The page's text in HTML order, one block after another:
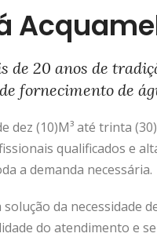
de 20 anos de
fornecimento de
dez (10)M³ até trinta
qualificados e
a demanda necessária.
da necessidade
do atendimento e